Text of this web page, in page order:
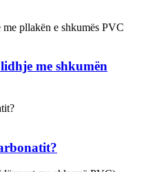
me shkumën